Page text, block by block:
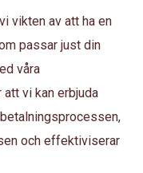
vikten av att ha en
passar just din
våra
att vi kan erbjuda
och effektiviserar